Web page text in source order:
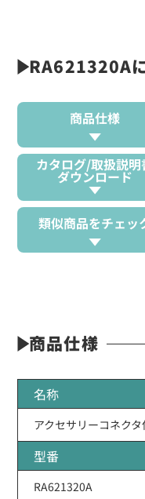
RA621320A
商品仕様
カタログ/取扱説明
ダウンロード
類似商品をチェッ
商品仕様
名称
アクセサリーコネク
型番
RA621320A